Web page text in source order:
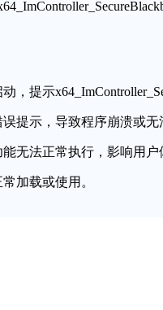
，提示
提示，导致程序崩溃或无
无法正常执行，影响用户
加载或使用。